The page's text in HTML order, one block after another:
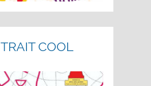
TRAIT COOL